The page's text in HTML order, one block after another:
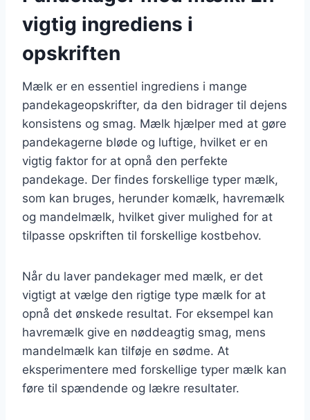
vigtig ingrediens i
opskriften
Mælk er en essentiel ingrediens i mange
pandekageopskrifter, da den bidrager til dejens
konsistens og smag. Mælk hjælper med at gøre
pandekagerne bløde og luftige, hvilket er en
vigtig faktor for at opnå den perfekte
pandekage. Der findes forskellige typer mælk,
som kan bruges, herunder komælk, havremælk
og mandelmælk, hvilket giver mulighed for at
tilpasse opskriften til forskellige kostbehov.
Når du laver pandekager med mælk, er det
vigtigt at vælge den rigtige type mælk for at
opnå det ønskede resultat. For eksempel kan
havremælk give en nøddeagtig smag, mens
mandelmælk kan tilføje en sødme. At
eksperimentere med forskellige typer mælk kan
føre til spændende og lækre resultater.